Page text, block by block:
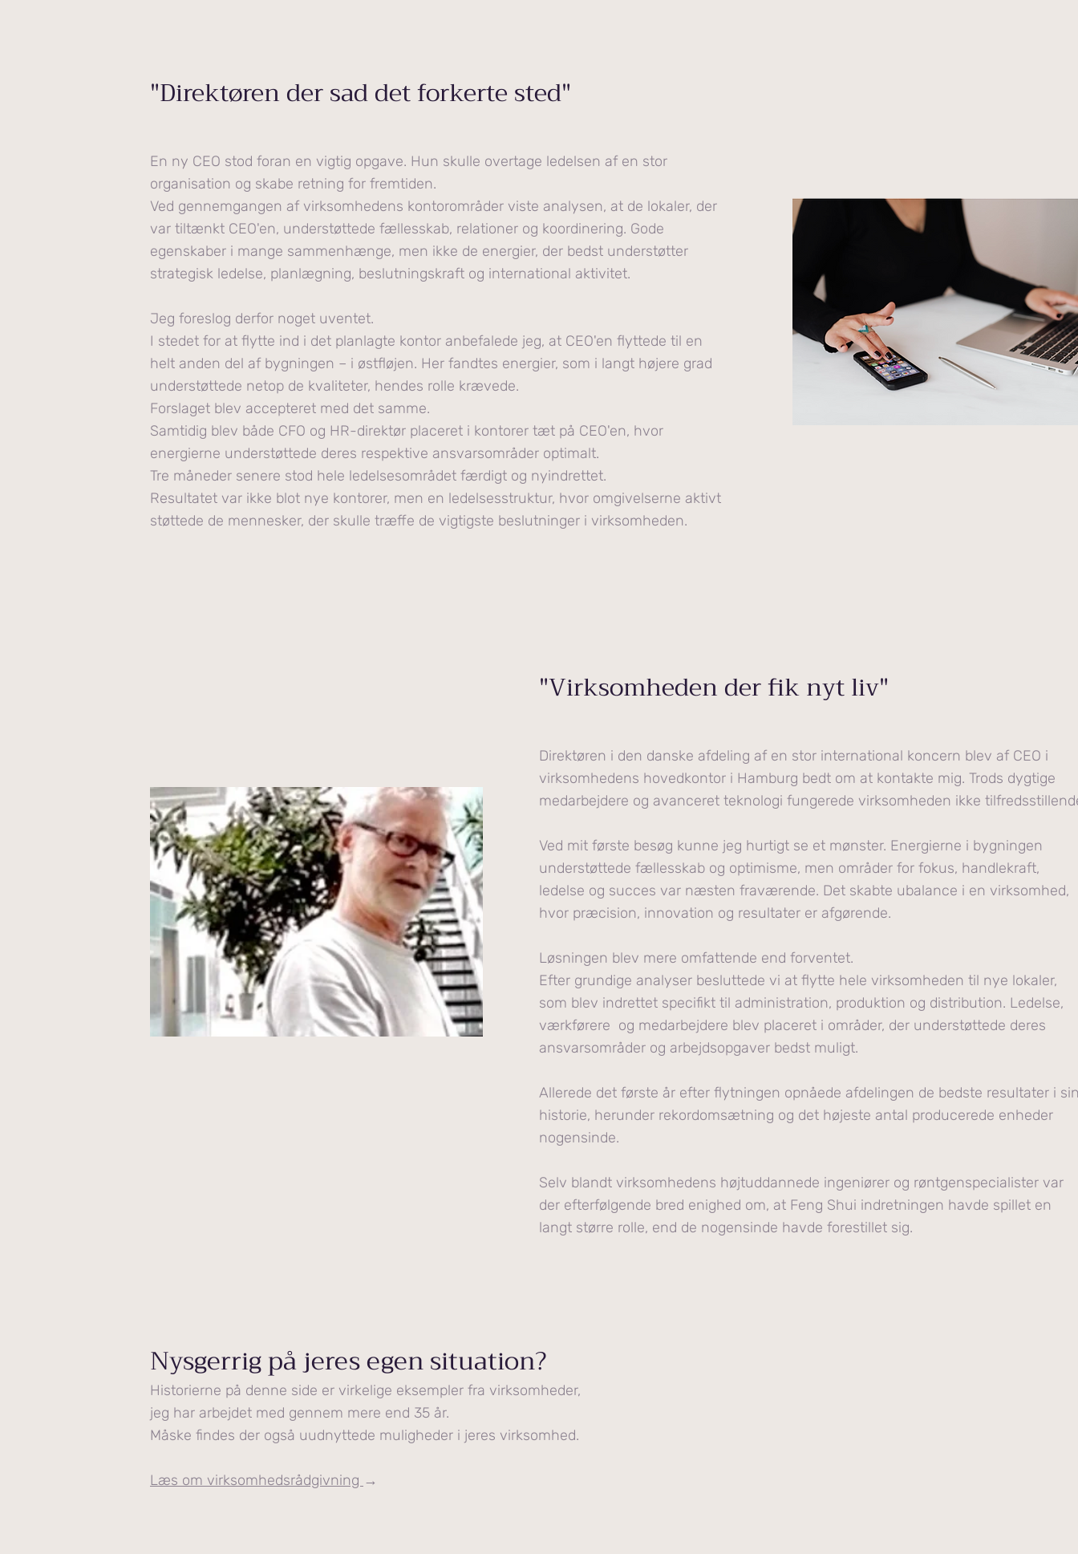
"Direktøren der sad det forkerte sted"
En ny CEO stod foran en vigtig opgave. Hun skulle overtage ledelsen af en stor
organisation og skabe retning for fremtiden.
Ved gennemgangen af virksomhedens kontorområder viste analysen, at de lokaler, der
var tiltænkt CEO'en, understøttede fællesskab, relationer og koordinering. Gode
egenskaber i mange sammenhænge, men ikke de energier, der bedst understøtter
strategisk ledelse, planlægning, beslutningskraft og international aktivitet.
Jeg foreslog derfor noget uventet.
I stedet for at flytte ind i det planlagte kontor anbefalede jeg, at CEO'en flyttede til en
helt anden del af bygningen – i østfløjen. Her fandtes energier, som i langt højere grad
understøttede netop de kvaliteter, hendes rolle krævede.
Forslaget blev accepteret med det samme.
Samtidig blev både CFO og HR-direktør placeret i kontorer tæt på CEO'en, hvor
energierne understøttede deres respektive ansvarsområder optimalt.
Tre måneder senere stod hele ledelsesområdet færdigt og nyindrettet.
Resultatet var ikke blot nye kontorer, men en ledelsesstruktur, hvor omgivelserne aktivt
støttede de mennesker, der skulle træffe de vigtigste beslutninger i virksomheden.
"Virksomheden der fik nyt liv"
Direktøren i den danske afdeling af en stor international koncern blev af CEO i
virksomhedens hovedkontor i Hamburg bedt om at kontakte mig. Trods dygtige
medarbejdere og avanceret teknologi fungerede virksomheden ikke
Ved mit første besøg kunne jeg hurtigt se et mønster. Energierne i bygningen
understøttede fællesskab og optimisme, men områder for fokus, handlekraft,
ledelse og succes var næsten fraværende. Det skabte ubalance i en virksomhed,
hvor præcision, innovation og resultater er afgørende.
Løsningen blev mere omfattende end forventet.
Efter grundige analyser besluttede vi at flytte hele virksomheden til nye lokaler,
som blev indrettet specifikt til administration, produktion og distribution. Ledelse,
værkførere og medarbejdere blev placeret i områder, der understøttede deres
ansvarsområder og arbejdsopgaver bedst muligt.
Allerede det første år efter flytningen opnåede afdelingen de bedste resultater i
historie, herunder rekordomsætning og det højeste antal producerede enheder
nogensinde.
Selv blandt virksomhedens højtuddannede ingeniører og røntgenspecialister var
der efterfølgende bred enighed om, at Feng Shui indretningen havde spillet en
langt større rolle, end de nogensinde havde forestillet sig.
Nysgerrig på jeres egen situation?
Historierne på denne side er virkelige eksempler fra virksomheder,
jeg har arbejdet med gennem mere end 35 år.
Måske findes der også uudnyttede muligheder i jeres virksomhed.
Læs om virksomhedsrådgivning →